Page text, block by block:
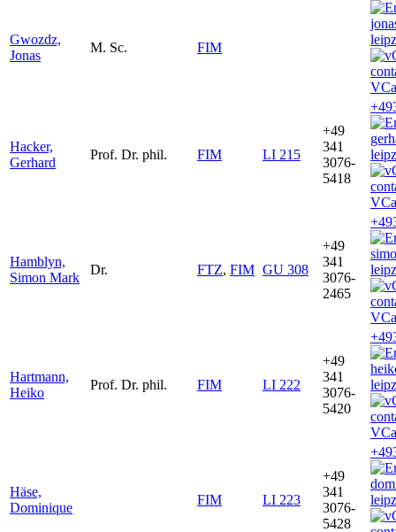
Gwozdz,
Jonas
M. Sc. FIM
Hacker,
Gerhard
Prof. Dr. phil. FIM LI 215
+49
341
3076-
5418
Hamblyn,
Simon Mark
Dr. FTZ, FIM GU 308
+49
341
3076-
2465
Hartmann,
Heiko
Prof. Dr. phil. FIM LI 222
+49
341
3076-
5420
Häse,
Dominique
FIM LI 223
+49
341
3076-
5428